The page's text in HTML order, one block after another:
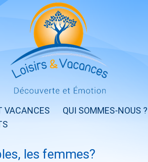
VACANCES QUI SOMMES-NOUS ?
les femmes?